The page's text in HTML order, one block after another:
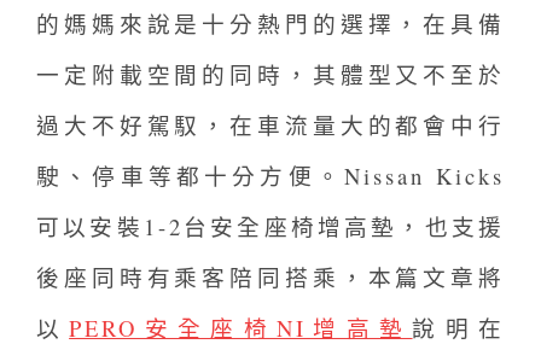
的媽媽來說是十分熱門的選擇，在具備
一定附載空間的同時，其體型又不至於
過大不好駕馭，在車流量大的都會中行
駛、停車等都十分方便。Nissan Kicks
可以安裝1-2台安全座椅增高墊，也支援
後座同時有乘客陪同搭乘，本篇文章將
以PERO安全座椅NI增高墊說明在